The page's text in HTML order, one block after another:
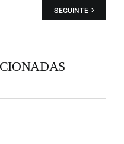
desenhada "Beasties"
de 10 exemplares; a
de 25 exemplares
SEGUINTE